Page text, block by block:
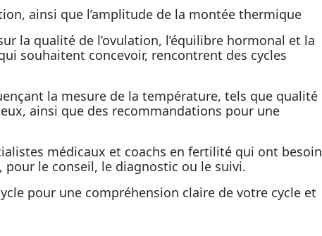
ainsi que l’amplitude de la montée thermique
la qualité de l’ovulation, l’équilibre hormonal et la
souhaitent concevoir, rencontrent des cycles
la mesure de la température, tels que qualité
ainsi que des recommandations pour une
médicaux et coachs en fertilité qui ont besoin
pour le conseil, le diagnostic ou le suivi.
pour une compréhension claire de votre cycle et